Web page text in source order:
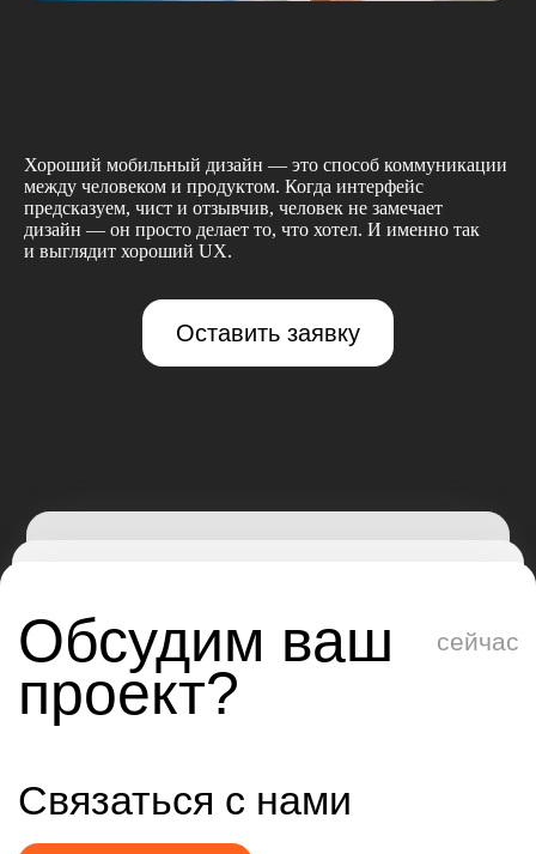
Хороший мобильный дизайн — это способ коммуникации
между человеком и продуктом. Когда интерфейс
предсказуем, чист и отзывчив, человек не замечает
дизайн — он просто делает то, что хотел. И именно так
и выглядит хороший UX.